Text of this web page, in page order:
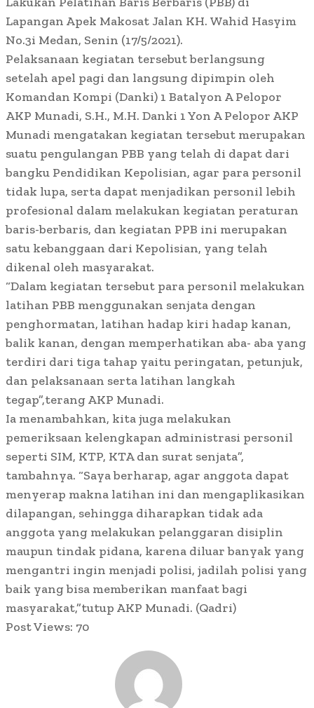
Lapangan Apek Makosat Jalan KH. Wahid Hasyim
No.3i Medan, Senin (17/5/2021).
Pelaksanaan kegiatan tersebut berlangsung
setelah apel pagi dan langsung dipimpin oleh
Komandan Kompi (Danki) 1 Batalyon A Pelopor
AKP Munadi, S.H., M.H. Danki 1 Yon A Pelopor AKP
Munadi mengatakan kegiatan tersebut merupakan
suatu pengulangan PBB yang telah di dapat dari
bangku Pendidikan Kepolisian, agar para personil
tidak lupa, serta dapat menjadikan personil lebih
profesional dalam melakukan kegiatan peraturan
baris-berbaris, dan kegiatan PPB ini merupakan
satu kebanggaan dari Kepolisian, yang telah
dikenal oleh masyarakat.
“Dalam kegiatan tersebut para personil melakukan
latihan PBB menggunakan senjata dengan
penghormatan, latihan hadap kiri hadap kanan,
balik kanan, dengan memperhatikan aba- aba yang
terdiri dari tiga tahap yaitu peringatan, petunjuk,
dan pelaksanaan serta latihan langkah
tegap”,terang AKP Munadi.
Ia menambahkan, kita juga melakukan
pemeriksaan kelengkapan administrasi personil
seperti SIM, KTP, KTA dan surat senjata”,
tambahnya. “Saya berharap, agar anggota dapat
menyerap makna latihan ini dan mengaplikasikan
dilapangan, sehingga diharapkan tidak ada
anggota yang melakukan pelanggaran disiplin
maupun tindak pidana, karena diluar banyak yang
mengantri ingin menjadi polisi, jadilah polisi yang
baik yang bisa memberikan manfaat bagi
masyarakat,”tutup AKP Munadi. (Qadri)
Post Views: 70